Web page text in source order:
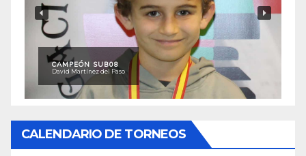
CAMPEÓN SUB08
David Martínez del Paso
CALENDARIO DE TORNEOS